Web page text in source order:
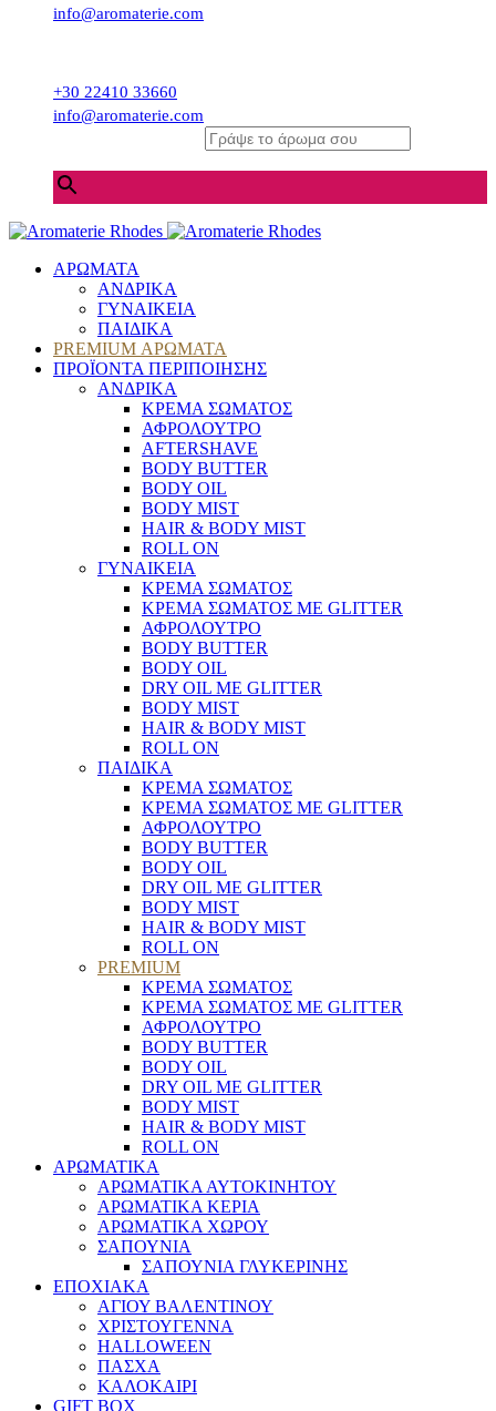
info@aromaterie.com
+30 22410 33660
info@aromaterie.com
ΑΡΩΜΑΤΑ
ΑΝΔΡΙΚΑ
ΓΥΝΑΙΚΕΙΑ
ΠΑΙΔΙΚΑ
PREMIUM ΑΡΩΜΑΤΑ
ΠΡΟΪΟΝΤΑ ΠΕΡΙΠΟΙΗΣΗΣ
ΑΝΔΡΙΚΑ
ΚΡΕΜΑ ΣΩΜΑΤΟΣ
ΑΦΡΟΛΟΥΤΡΟ
AFTERSHAVE
BODY BUTTER
BODY OIL
BODY MIST
HAIR & BODY MIST
ROLL ON
ΓΥΝΑΙΚΕΙΑ
ΚΡΕΜΑ ΣΩΜΑΤΟΣ
ΚΡΕΜΑ ΣΩΜΑΤΟΣ ΜΕ GLITTER
ΑΦΡΟΛΟΥΤΡΟ
BODY BUTTER
BODY OIL
DRY OIL ΜΕ GLITTER
BODY MIST
HAIR & BODY MIST
ROLL ON
ΠΑΙΔΙΚΑ
ΚΡΕΜΑ ΣΩΜΑΤΟΣ
ΚΡΕΜΑ ΣΩΜΑΤΟΣ ΜΕ GLITTER
ΑΦΡΟΛΟΥΤΡΟ
BODY BUTTER
BODY OIL
DRY OIL ΜΕ GLITTER
BODY MIST
HAIR & BODY MIST
ROLL ON
PREMIUM
ΚΡΕΜΑ ΣΩΜΑΤΟΣ
ΚΡΕΜΑ ΣΩΜΑΤΟΣ ΜΕ GLITTER
ΑΦΡΟΛΟΥΤΡΟ
BODY BUTTER
BODY OIL
DRY OIL ΜΕ GLITTER
BODY MIST
HAIR & BODY MIST
ROLL ON
ΑΡΩΜΑΤΙΚΑ
ΑΡΩΜΑΤΙΚΑ ΑΥΤΟΚΙΝΗΤΟΥ
ΑΡΩΜΑΤΙΚΑ ΚΕΡΙΑ
ΑΡΩΜΑΤΙΚΑ ΧΩΡΟΥ
ΣΑΠΟΥΝΙΑ
ΣΑΠΟΥΝΙΑ ΓΛΥΚΕΡΙΝΗΣ
ΕΠΟΧΙΑΚΑ
ΑΓΙΟΥ ΒΑΛΕΝΤΙΝΟΥ
ΧΡΙΣΤΟΥΓΕΝΝΑ
HALLOWEEN
ΠΑΣΧΑ
ΚΑΛΟΚΑΙΡΙ
GIFT BOX